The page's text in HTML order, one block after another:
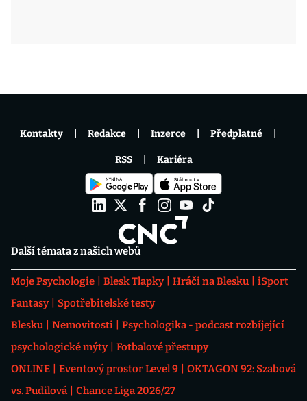
Další témata z našich webů
Moje Psychologie Blesk Tlapky Hráči na Blesku
iSport
Fantasy
Spotřebitelské testy
Blesku
Nemovitosti
Psychologika - podcast rozbíjející
psychologické mýty
Fotbalové přestupy
ONLINE
Eventový prostor Level 9
OKTAGON 92: Szabová
vs. Pudilová
Chance Liga 2026/27
Kontakty Redakce Inzerce Předplatné
RSS Kariéra